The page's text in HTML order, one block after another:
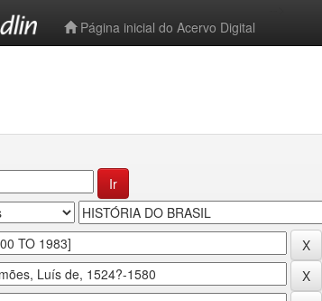
Página inicial do Acervo Digital